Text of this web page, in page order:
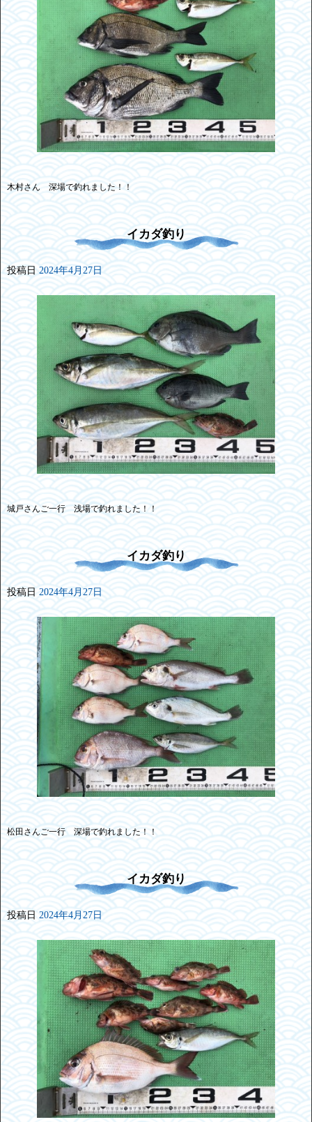
木村さん 深場で釣れました！！
イカダ釣り
投稿日 2024年4月27日
城戸さんご一行 浅場で釣れました！！
イカダ釣り
投稿日 2024年4月27日
松田さんご一行 深場で釣れました！！
イカダ釣り
投稿日 2024年4月27日